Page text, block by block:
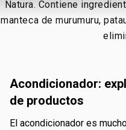
Natura. Contiene
manteca de murumuru,
Acondicionador: explora nuestra selección
de productos
El acondicionador es mucho más que un producto opcional: